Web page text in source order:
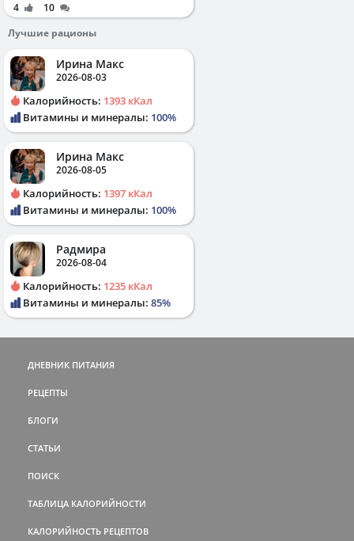
4
10
Лучшие рационы
Ирина Макс
2026-08-03
Калорийность: 1393 кКал
Витамины и минералы: 100%
Ирина Макс
2026-08-05
Калорийность: 1397 кКал
Витамины и минералы: 100%
Радмира
2026-08-04
Калорийность: 1235 кКал
Витамины и минералы: 85%
ДНЕВНИК ПИТАНИЯ
РЕЦЕПТЫ
БЛОГИ
СТАТЬИ
ПОИСК
ТАБЛИЦА КАЛОРИЙНОСТИ
КАЛОРИЙНОСТЬ РЕЦЕПТОВ